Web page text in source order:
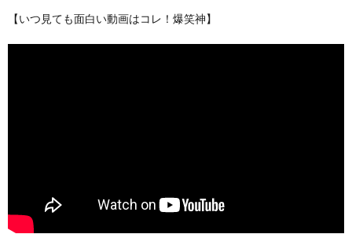
【いつ見ても面白い動画はコレ！爆笑神】